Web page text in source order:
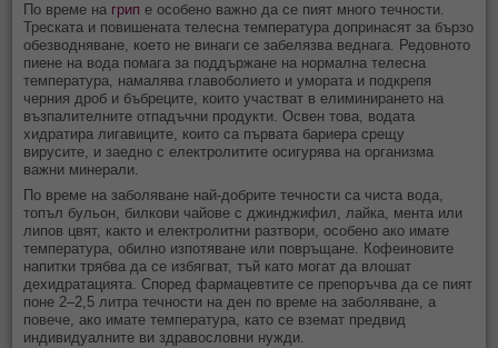
По време на грип е особено важно да се пият много течности.
Треската и повишената телесна температура допринасят за бързо
обезводняване, което не винаги се забелязва веднага. Редовното
пиене на вода помага за поддържане на нормална телесна
температура, намалява главоболието и умората и подкрепя
черния дроб и бъбреците, които участват в елиминирането на
възпалителните отпадъчни продукти. Освен това, водата
хидратира лигавиците, които са първата бариера срещу
вирусите, и заедно с електролитите осигурява на организма
важни минерали.
По време на заболяване най-добрите течности са чиста вода,
топъл бульон, билкови чайове с джинджифил, лайка, мента или
липов цвят, както и електролитни разтвори, особено ако имате
температура, обилно изпотяване или повръщане. Кофеиновите
напитки трябва да се избягват, тъй като могат да влошат
дехидратацията. Според фармацевтите се препоръчва да се пият
поне 2–2,5 литра течности на ден по време на заболяване, а
повече, ако имате температура, като се вземат предвид
индивидуалните ви здравословни нужди.